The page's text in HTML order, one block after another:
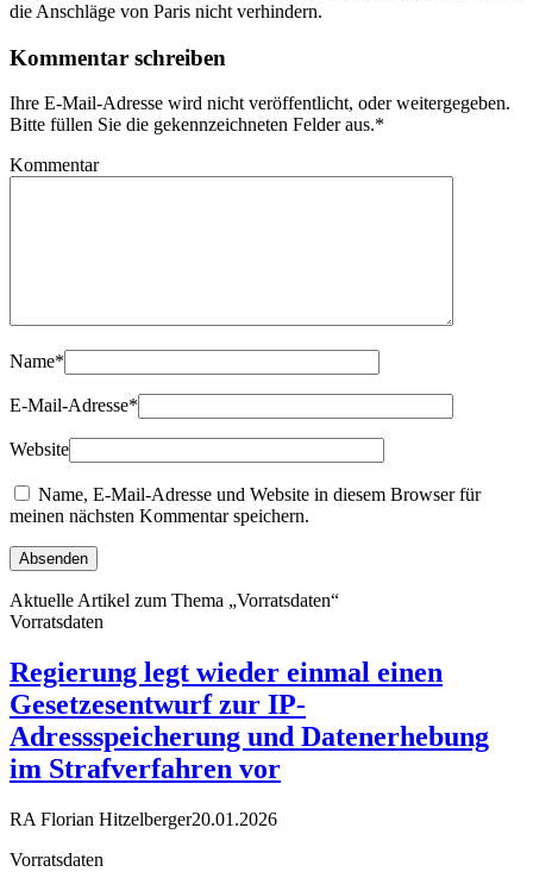
die Anschläge von Paris nicht verhindern.
Kommentar schreiben
Ihre E-Mail-Adresse wird nicht veröffentlicht, oder weitergegeben.
Bitte füllen Sie die gekennzeichneten Felder aus.*
Kommentar
Name*
E-Mail-Adresse*
Website
Name, E-Mail-Adresse und Website in diesem Browser für
meinen nächsten Kommentar speichern.
Aktuelle Artikel zum Thema „Vorratsdaten“
Vorratsdaten
Regierung legt wieder einmal einen
Gesetzesentwurf zur IP-
Adressspeicherung und Datenerhebung
im Strafverfahren vor
RA Florian Hitzelberger20.01.2026
Vorratsdaten